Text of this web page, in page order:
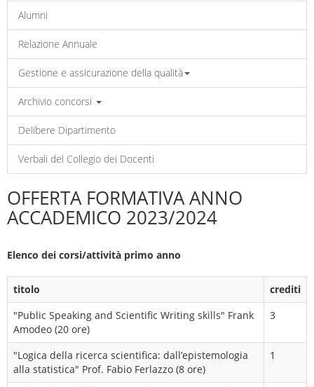
Alumni
Relazione Annuale
Gestione e assicurazione della qualità
Archivio concorsi
Delibere Dipartimento
Verbali del Collegio dei Docenti
OFFERTA FORMATIVA ANNO
ACCADEMICO 2023/2024
Elenco dei corsi/attività primo anno
titolo
crediti
"Public Speaking and Scientific Writing skills" Frank
Amodeo (20 ore)
3
"Logica della ricerca scientifica: dall’epistemologia
alla statistica" Prof. Fabio Ferlazzo (8 ore)
1